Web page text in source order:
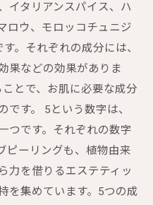
イタリアンスパイス、ハ
ロウ、モロッコチュニジ
。それぞれの成分には、
果などの効果がありま
とで、お肌に必要な成分
です。 5という数字は、
つです。それぞれの数字
ピーリングも、植物由来
力を借りるエステティッ
を集めています。5つの成